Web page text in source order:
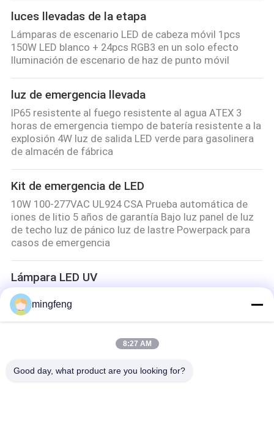
luces llevadas de la etapa
Lámparas de escenario LED de cabeza móvil 1pcs
150W LED blanco + 24pcs RGB3 en un solo efecto
Iluminación de escenario de haz de punto móvil
luz de emergencia llevada
IP65 resistente al fuego resistente al agua ATEX 3
horas de emergencia tiempo de batería resistente a la
explosión 4W luz de salida LED verde para gasolinera
de almacén de fábrica
Kit de emergencia de LED
10W 100-277VAC UL924 CSA Prueba automática de
iones de litio 5 años de garantía Bajo luz panel de luz
de techo luz de pánico luz de lastre Powerpack para
casos de emergencia
Lámpara LED UV
Luz UV de fiesta de curado rápido de 3 segundos IP66
a prueba de agua 395nm UVA 100W ultra delgada
ajustable silenciosa eficiente disipación de calor para
Categorías Populares
mingfeng
8:27 AM
Good day, what product are you looking for?